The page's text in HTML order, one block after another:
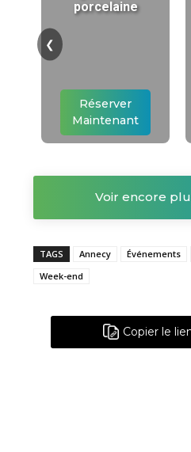
porcelaine
Réserver
Maintenant
❮
Voir encore
TAGS Annecy Événements
Week-end
Copier le